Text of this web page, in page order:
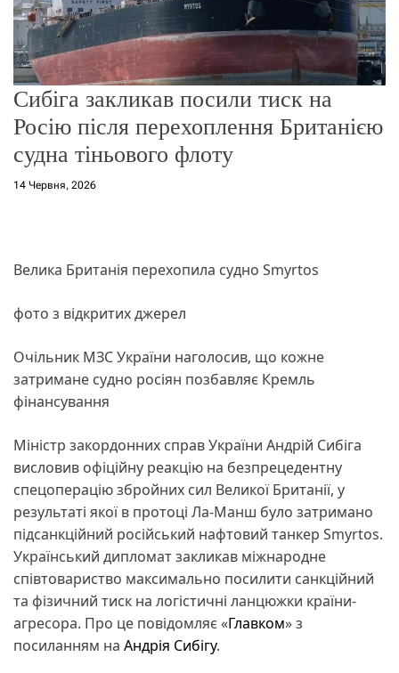
Сибіга закликав посили тиск на
Росію після перехоплення Британією
судна тіньового флоту
14 Червня, 2026
Велика Британія перехопила судно Smyrtos
фото з відкритих джерел
Очільник МЗС України наголосив, що кожне
затримане судно росіян позбавляє Кремль
фінансування
Міністр закордонних справ України Андрій Сибіга
висловив офіційну реакцію на безпрецедентну
спецоперацію збройних сил Великої Британії, у
результаті якої в протоці Ла-Манш було затримано
підсанкційний російський нафтовий танкер Smyrtos.
Український дипломат закликав міжнародне
співтовариство максимально посилити санкційний
та фізичний тиск на логістичні ланцюжки країни-
агресора. Про це повідомляє «Главком» з
посиланням на Андрія Сибігу.